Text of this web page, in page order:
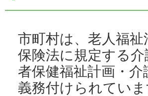
市町村は、老人福
保険法に規定する
者保健福祉計画・
義務付けられていま